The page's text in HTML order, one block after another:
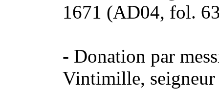
1671 (AD04, fol.
- Donation par
Vintimille, seigneur